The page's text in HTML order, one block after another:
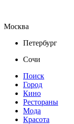
Москва
Петербург
Сочи
Поиск
Город
Кино
Рестораны
Мода
Красота